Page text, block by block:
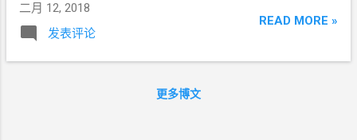
https://movie.douban.com/subject/6781971/
http://v.youku.com/v_show/id_XNTU5NDUyNzIw.html?
http://v.youku.com/v_show/id_XODI5Njk0MjQw.html?
二月 12, 2018
发表评论
READ MORE »
更多博文